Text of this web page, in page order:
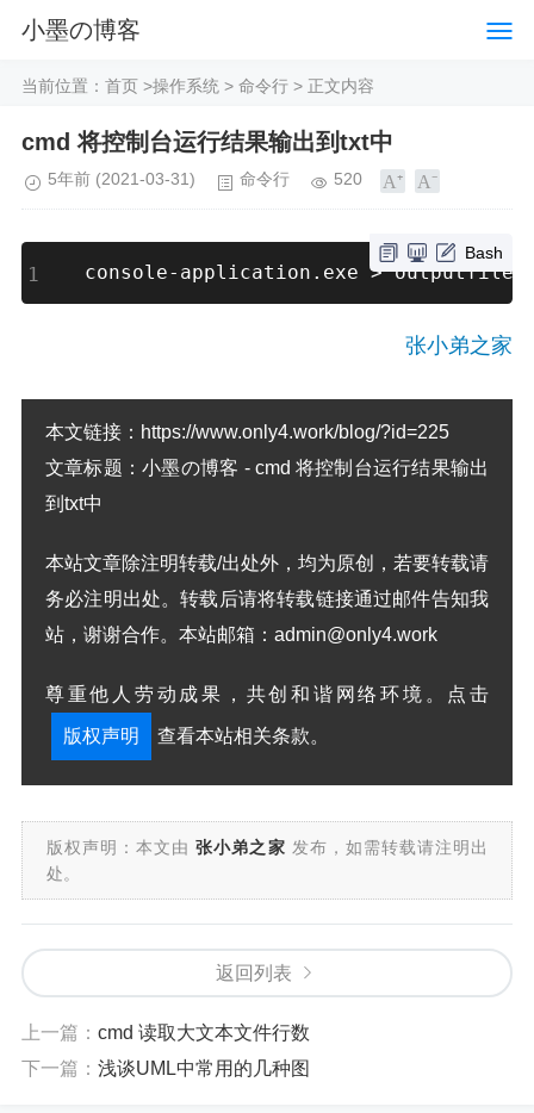
小墨の博客
当前位置： 首页 >操作系统 > 命令行 > 正文内容
cmd 将控制台运行结果输出到txt中
5年前 (2021-03-31) 命令行 520
Bash
console-application.exe >
张小弟之家
本文链接： https://www.only4.work/blog/?id=225
文章标题：小墨の博客 - cmd 将控制台运行结果输出
到txt中
本站文章除注明转载/出处外，均为原创，若要转载请
务必注明出处。转载后请将转载链接通过邮件告知我
站，谢谢合作。本站邮箱：admin@only4.work
尊重他人劳动成果，共创和谐网络环境。点击
版权声明 查看本站相关条款。
版权声明：本文由 张小弟之家 发布，如需转载请注明出
处。
返回列表
上一篇： cmd 读取大文本文件行数
下一篇： 浅谈UML中常用的几种图